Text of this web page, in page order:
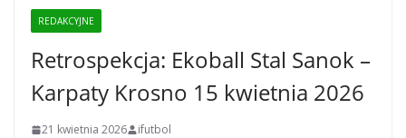
REDAKCYJNE
Retrospekcja: Ekoball Stal Sanok –
Karpaty Krosno 15 kwietnia 2026
21 kwietnia 2026 ifutbol